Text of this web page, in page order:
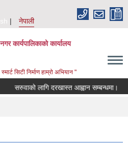
नेपाली
कार्यपालिकाको कार्यालय
सिटी निर्माण हाम्रो अभियान "
लागि दरखास्त आह्वान सम्बन्धमा।